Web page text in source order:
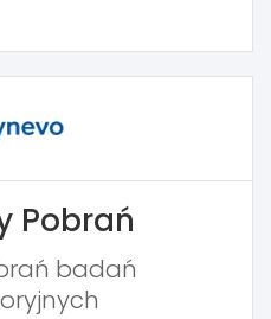
Pobrań
badań